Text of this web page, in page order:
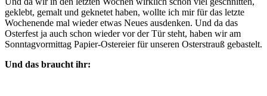
geklebt, gemalt und geknetet haben, wollte ich mir für das letzte
Wochenende mal wieder etwas Neues ausdenken. Und da das
Osterfest ja auch schon wieder vor der Tür steht, haben wir am
Sonntagvormittag Papier-Ostereier für unseren Osterstrauß gebastelt.
Und das braucht ihr: